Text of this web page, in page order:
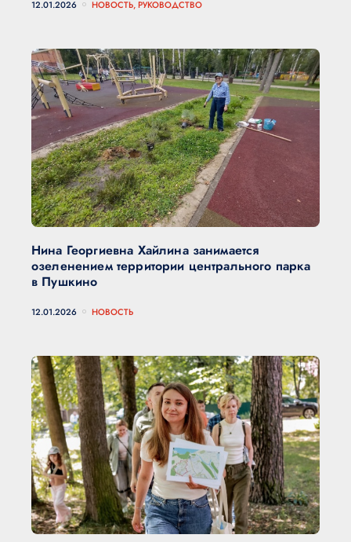
12.01.2026 НОВОСТЬ, РУКОВОДСТВО
Нина Георгиевна Хайлина занимается
озеленением территории центрального парка
в Пушкино
12.01.2026 НОВОСТЬ